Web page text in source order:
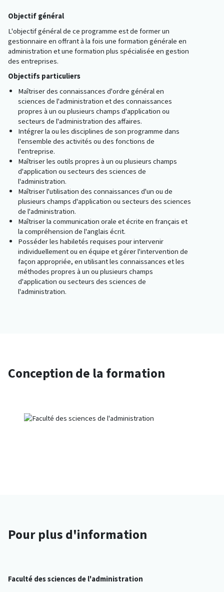
Objectif général
L'objectif général de ce programme est de former un
gestionnaire en offrant à la fois une formation générale en
administration et une formation plus spécialisée en gestion
des entreprises.
Objectifs particuliers
Maîtriser des connaissances d'ordre général en
sciences de l'administration et des connaissances
propres à un ou plusieurs champs d'application ou
secteurs de l'administration des affaires.
Intégrer la ou les disciplines de son programme dans
l'ensemble des activités ou des fonctions de
l'entreprise.
Maîtriser les outils propres à un ou plusieurs champs
d'application ou secteurs des sciences de
l'administration.
Maîtriser l'utilisation des connaissances d'un ou de
plusieurs champs d'application ou secteurs des sciences
de l'administration.
Maîtriser la communication orale et écrite en français et
la compréhension de l'anglais écrit.
Posséder les habiletés requises pour intervenir
individuellement ou en équipe et gérer l'intervention de
façon appropriée, en utilisant les connaissances et les
méthodes propres à un ou plusieurs champs
d'application ou secteurs des sciences de
l'administration.
Conception de la formation
Pour plus d'information
Faculté des sciences de l'administration